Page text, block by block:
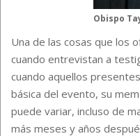
Obispo
Una de las cosas que los
cuando entrevistan a
cuando aquellos
básica del evento, su
puede variar, incluso de
más meses y años